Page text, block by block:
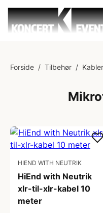
Forside / Tilbehør /
HIEND WITH NEUTRIK
HiEnd with Neutrik
xlr-til-xlr-kabel 10
meter